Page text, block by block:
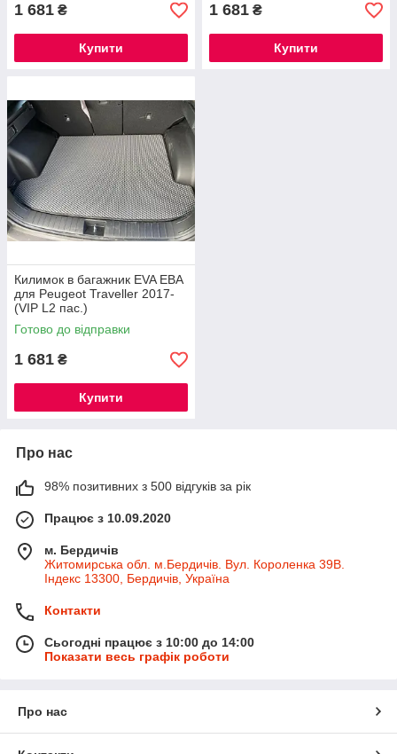
1 681 ₴
Купити
1 681 ₴
Купити
Килимок в багажник EVA ЕВА
для Peugeot Traveller 2017-
(VIP L2 пас.)
Готово до відправки
1 681 ₴
Купити
Про нас
98% позитивних з 500 відгуків за рік
Працює з 10.09.2020
м. Бердичів
Житомирська обл. м.Бердичів. Вул. Короленка 39В.
Індекс 13300, Бердичів, Україна
Контакти
Сьогодні працює з 10:00 до 14:00
Показати весь графік роботи
Про нас